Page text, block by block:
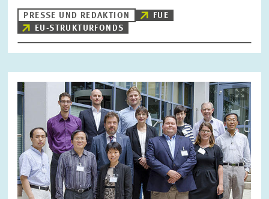
PRESSE UND REDAKTION
FUE
EU-STRUKTURFONDS
Bild
öffnet
vergrößerter
Ansicht